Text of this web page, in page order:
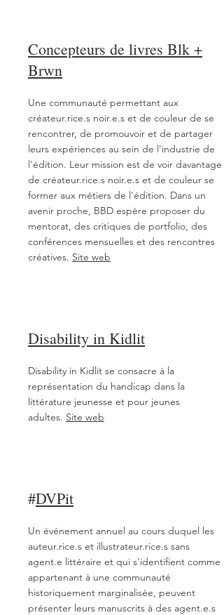
Concepteurs de livres Blk +
Brwn
Une communauté permettant aux
créateur.rice.s noir.e.s et de couleur de se
rencontrer, de promouvoir et de partager
leurs expériences au sein de l'industrie de
l'édition. Leur mission est de voir davantage
de créateur.rice.s noir.e.s et de couleur se
former aux métiers de l'édition. Dans un
avenir proche, BBD espère proposer du
mentorat, des critiques de portfolio, des
conférences mensuelles et des rencontres
créatives. Site web
Disability in Kidlit
Disability in Kidlit se consacre à la
représentation du handicap dans la
littérature jeunesse et pour jeunes
adultes. Site web
#DVPit
Un événement annuel au cours duquel les
auteur.rice.s et illustrateur.rice.s sans
agent.e littéraire et qui s'identifient comme
appartenant à une communauté
historiquement marginalisée, peuvent
présenter leurs manuscrits à des agent.e.s